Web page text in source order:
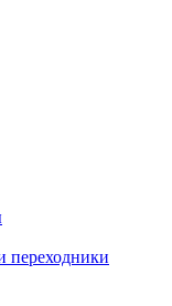
переходники